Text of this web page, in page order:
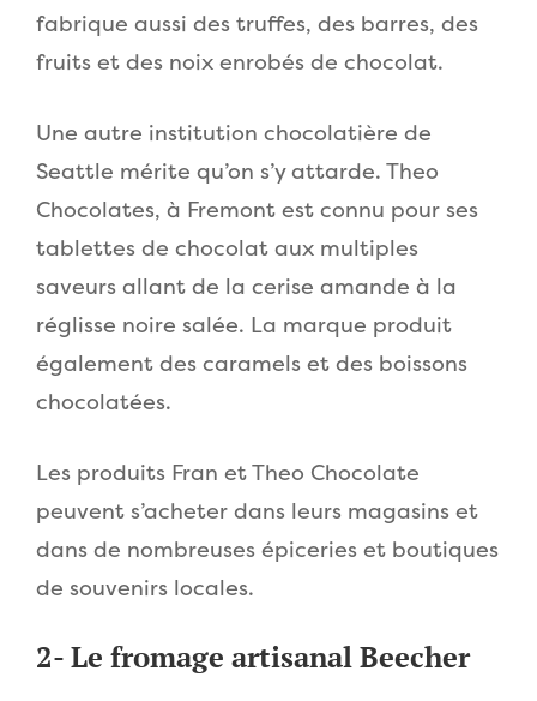
fabrique aussi des truffes, des barres, des
fruits et des noix enrobés de chocolat.
Une autre institution chocolatière de
Seattle mérite qu’on s’y attarde. Theo
Chocolates, à Fremont est connu pour ses
tablettes de chocolat aux multiples
saveurs allant de la cerise amande à la
réglisse noire salée. La marque produit
également des caramels et des boissons
chocolatées.
Les produits Fran et Theo Chocolate
peuvent s’acheter dans leurs magasins et
dans de nombreuses épiceries et boutiques
de souvenirs locales.
2- Le fromage artisanal Beecher